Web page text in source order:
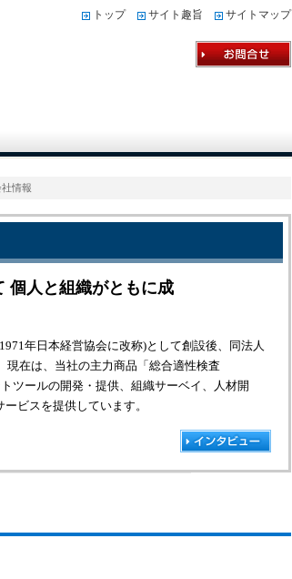
トップ サイト趣旨 サイトマップ
社情報
個人と組織がともに成
年日本経営協会に改称)として創設後、同法人
現在は、当社の主力商品「総合適性検査
ツールの開発・提供、組織サーベイ、人材開
ビスを提供しています。